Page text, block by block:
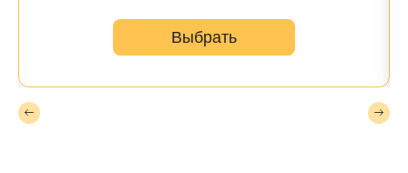
Выбрать